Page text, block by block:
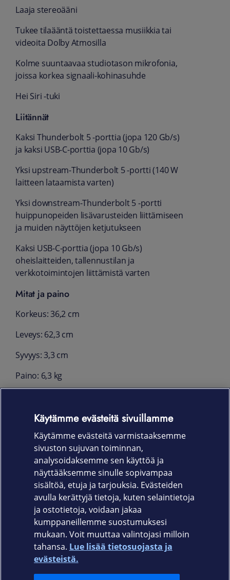
Laaja stereoääni
Tukee tilaääntä toistettaessa musiikkia tai
videoita Dolby Atmosilla
Kolme suuntaavaa studio­tason mikrofonia,
joissa korkea signaali-kohinasuhde
Hei Siri ‑tuki
Liitännät
Kaksi Thunderbolt 5 ‑porttia (jopa 120 Gb/s)
ja kaksi USB‑C-porttia (jopa 10 Gb/s)
Yksi upstream-Thunderbolt 5 ‑portti (140 W
laitteen lataamista varten)
Yksi downstream-Thunderbolt 5 ‑portti
huippu­nopeiden lisä­varusteiden liittämiseen
ja muiden näyttöjen ketjutukseen
Kaksi USB-C-porttia (jopa 10 Gb/s)
oheislaitteiden, tallennustilan ja
verkkotoimintojen liittämistä varten
Mitat ja paino
Korkeus: 36,2 cm
Leveys: 62,3 cm
Syvyys: 3,3 cm
Paino: 6,3 kg
Studio Display
Thunderbolt 5 Pro ‑johto (1 m)
Takuu
12 kk
Elisa.fi
Käytämme evästeitä sivuillamme
Käytämme evästeitä varmistaaksemme
sivuston sujuvan toiminnan,
analysoidaksemme sen käyttöä ja
näyttääksemme sinulle sopivampaa
sisältöä, etuja ja tarjouksia. Evästeiden
avulla kerättyjä tietoja, kuten selaintietoja
ja ostotietoja, voidaan jakaa
kumppaneillemme suostumuksesi
mukaan. Voit muuttaa valintojasi milloin
tahansa. Lue lisää tietosuojasta ja
evästeistä.